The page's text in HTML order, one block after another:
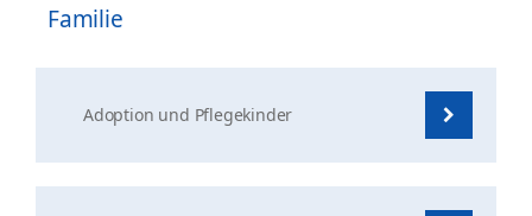
Familie
Adoption und Pflegekinder